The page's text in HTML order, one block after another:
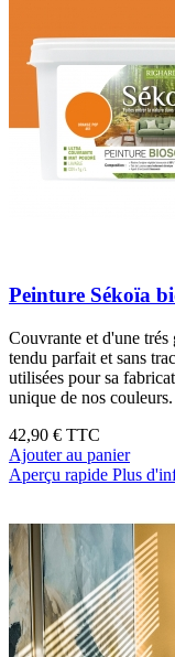
Peinture Sékoïa
Couvrante et d'une
tendu parfait et sans
utilisées pour sa
unique de nos
42,90 € TTC
Ajouter au panier
Aperçu rapide Plus